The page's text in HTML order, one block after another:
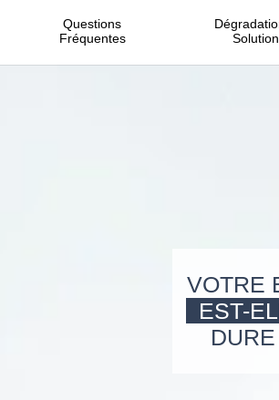
Questions
Fréquentes
VOTRE
EST-